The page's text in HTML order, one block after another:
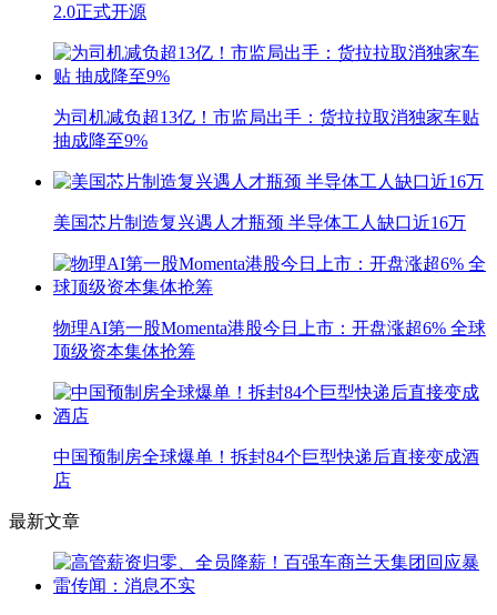
2.0正式开源
为司机减负超13亿！市监局出手：货拉拉取消独家车贴
抽成降至9%
美国芯片制造复兴遇人才瓶颈 半导体工人缺口近16万
物理AI第一股Momenta港股今日上市：开盘涨超6% 全球
顶级资本集体抢筹
中国预制房全球爆单！拆封84个巨型快递后直接变成酒
店
最新文章